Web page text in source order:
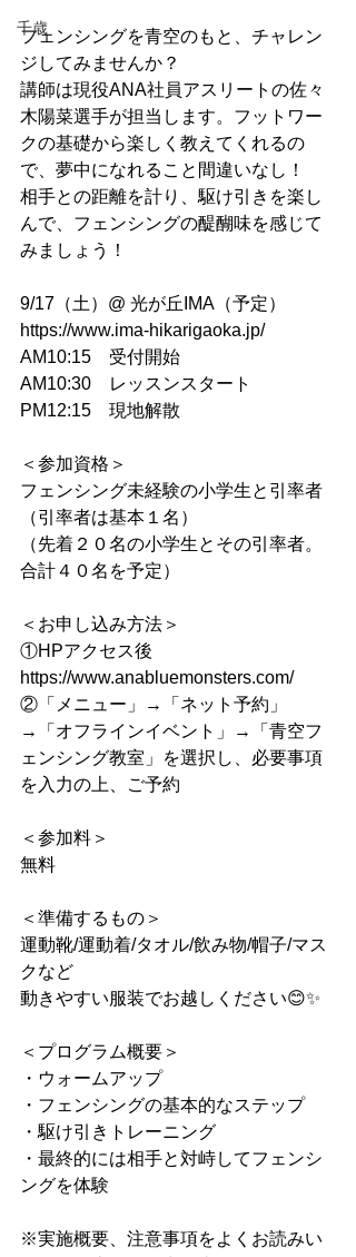
千歳
フェンシングを青空のもと、チャレン
ジしてみませんか？
講師は現役ANA社員アスリートの佐々
木陽菜選手が担当します。フットワー
クの基礎から楽しく教えてくれるの
で、夢中になれること間違いなし！
相手との距離を計り、駆け引きを楽し
んで、フェンシングの醍醐味を感じて
みましょう！
9/17（土）@ 光が丘IMA（予定）
https://www.ima-hikarigaoka.jp/
AM10:15　受付開始
AM10:30　レッスンスタート
PM12:15　現地解散
＜参加資格＞
フェンシング未経験の小学生と引率者
（引率者は基本１名）
（先着２０名の小学生とその引率者。
合計４０名を予定）
＜お申し込み方法＞
①HPアクセス後
https://www.anabluemonsters.com/
②「メニュー」→「ネット予約」
→「オフラインイベント」→「青空フ
ェンシング教室」を選択し、必要事項
を入力の上、ご予約
＜参加料＞
無料
＜準備するもの＞
運動靴/運動着/タオル/飲み物/帽子/マス
クなど
動きやすい服装でお越しください😊✨
＜プログラム概要＞
・ウォームアップ
・フェンシングの基本的なステップ
・駆け引きトレーニング
・最終的には相手と対峙してフェンシ
ングを体験
※実施概要、注意事項をよくお読みい